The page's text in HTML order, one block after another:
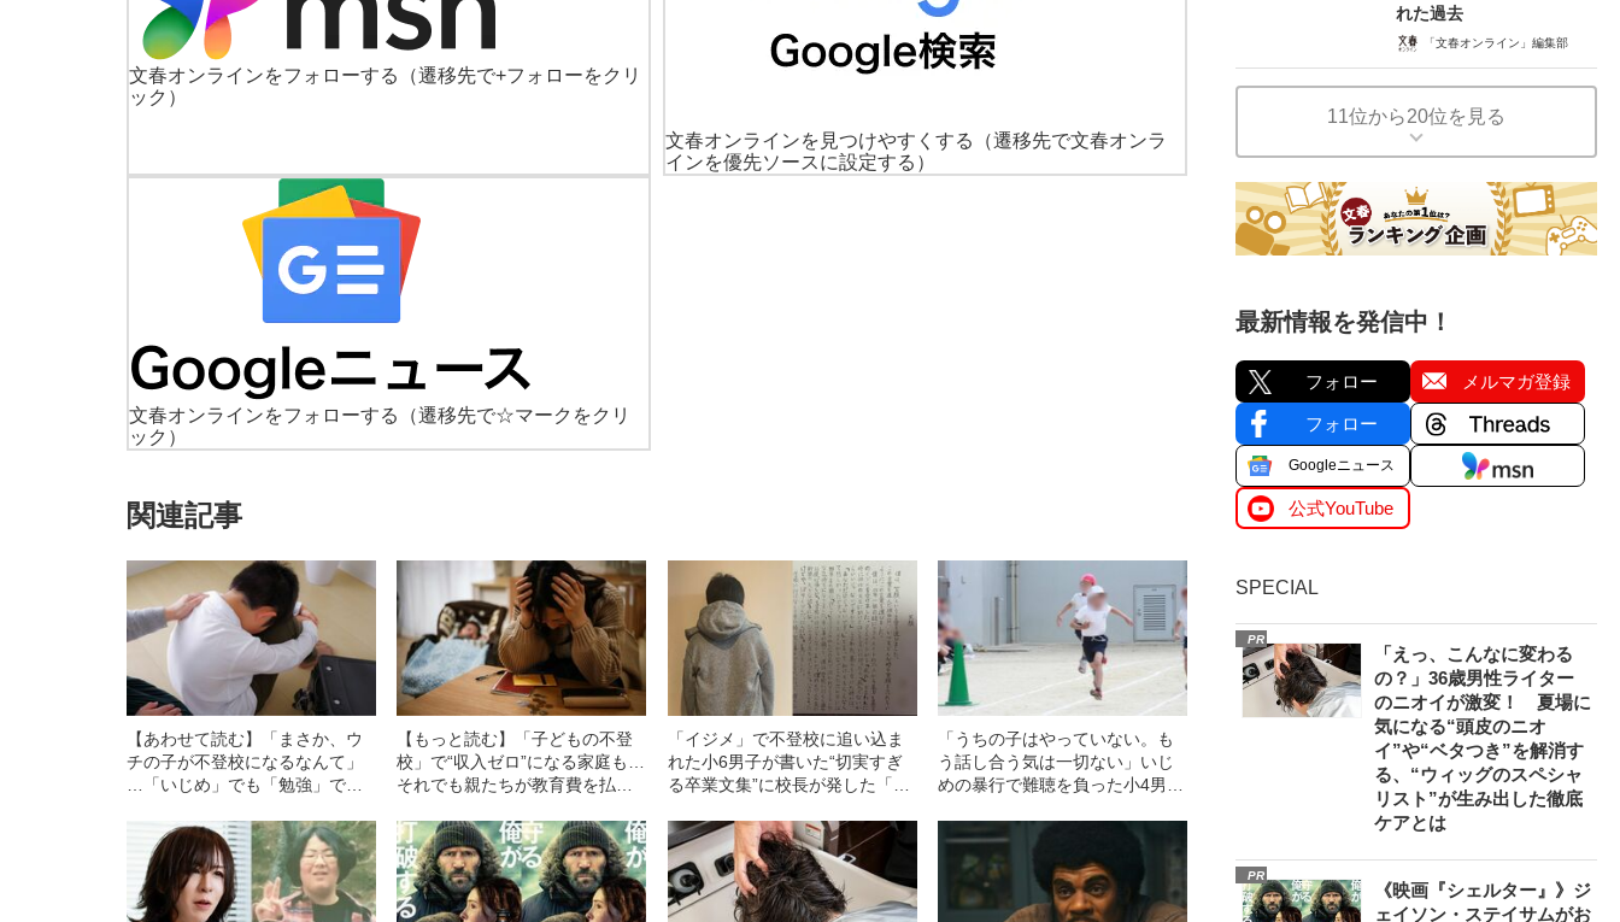
文春オンラインをフォローする
（遷移先で+フォローをクリ
ック）
文春オンラインを見つけやすくする
（遷移先で文春オンラ
インを優先ソースに設定する）
文春オンラインをフォローする
（遷移先で☆マークをクリ
ック）
関連記事
【あわせて読む】「まさか、ウ
チの子が不登校になるなんて」
…「いじめ」でも「勉強」でも
る“真の理由”
【もっと読む】「子どもの不登
校」で“収入ゼロ”になる家庭も…
それでも親たちが教育費を払い
「イジメ」で不登校に追い込ま
れた小6男子が書いた“切実すぎ
る卒業文集”に校長が発した「驚
期 読まれた記事
「うちの子はやっていない。も
う話し合う気は一切ない」いじ
めの暴行で難聴を負った小4男子
れた“驚きの一言”とは
れた過去
「文春オンライン」編集部
11位から20位を見る
最新情報を発信中！
フォロー メルマガ登録
フォロー
Googleニュース
公式YouTube
SPECIAL
PR
「えっ、こんなに変わる
の？」36歳男性ライター
のニオイが激変！ 夏場に
気になる“頭皮のニオ
イ”や“ベタつき”を解消す
る、“ウィッグのスペシャ
リスト”が生み出した徹底
ケアとは
PR
《映画『シェルター』》ジ
ェイソン・ステイサムがお